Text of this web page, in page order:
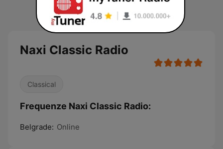
Naxi Classic Radio
Classical
Frequenze Naxi Classic Radio:
Belgrade: Online